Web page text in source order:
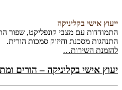
ייעוץ אישי בקליניקה
התמודדות עם מצבי קונפליקט, שפור
התנהגות מסכנת וחיזוק סמכות הורית.
להזמנת השירות…
יעוץ אישי בקליניקה – הורים